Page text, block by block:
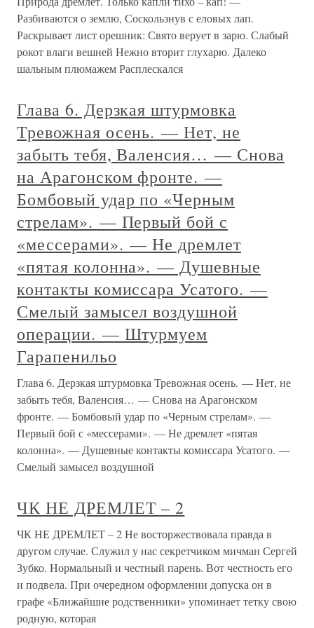
Разбиваются о землю, Соскользнув с еловых лап.
Раскрывает лист орешник: Свято верует в зарю. Слабый
рокот влаги вешней Нежно вторит глухарю. Далеко
шальным плюмажем Расплескался
Глава 6. Дерзкая штурмовка
Тревожная осень. — Нет, не
забыть тебя, Валенсия… — Снова
на Арагонском фронте. —
Бомбовый удар по «Черным
стрелам». — Первый бой с
«мессерами». — Не дремлет
«пятая колонна». — Душевные
контакты комиссара Усатого. —
Смелый замысел воздушной
операции. — Штурмуем
Гарапенильо
Глава 6. Дерзкая штурмовка Тревожная осень. — Нет, не
забыть тебя, Валенсия… — Снова на Арагонском
фронте. — Бомбовый удар по «Черным стрелам». —
Первый бой с «мессерами». — Не дремлет «пятая
колонна». — Душевные контакты комиссара Усатого. —
Смелый замысел воздушной
ЧК НЕ ДРЕМЛЕТ – 2
ЧК НЕ ДРЕМЛЕТ – 2 Не восторжествовала правда в
другом случае. Служил у нас секретчиком мичман Сергей
Зубко. Нормальный и честный парень. Вот честность его
и подвела. При очередном оформлении допуска он в
графе «Ближайшие родственники» упоминает тетку свою
родную, которая